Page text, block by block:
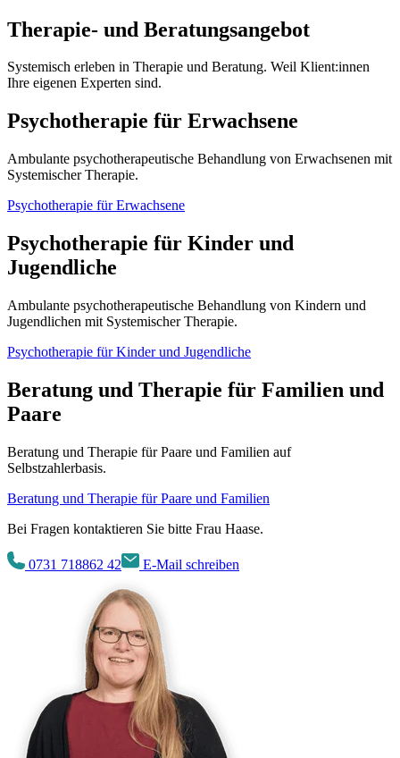
Therapie- und Beratungsangebot
Systemisch erleben in Therapie und Beratung. Weil Klient:innen
Ihre eigenen Experten sind.
Psychotherapie für Erwachsene
Ambulante psychotherapeutische Behandlung von Erwachsenen mit
Systemischer Therapie.
Psychotherapie für Erwachsene
Psychotherapie für Kinder und
Jugendliche
Ambulante psychotherapeutische Behandlung von Kindern und
Jugendlichen mit Systemischer Therapie.
Psychotherapie für Kinder und Jugendliche
Beratung und Therapie für Familien und
Paare
Beratung und Therapie für Paare und Familien auf
Selbstzahlerbasis.
Beratung und Therapie für Paare und Familien
Bei Fragen kontaktieren Sie bitte Frau Haase.
0731 718862 42 E-Mail schreiben